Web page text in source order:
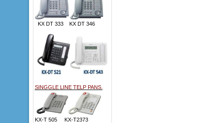
KX DT 333 KX DT 346
SINGGLE LINE TELP PANS.
KX-T 505 KX-T2373